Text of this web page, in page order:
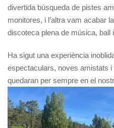
divertida búsqueda de pistes
monitores, i l’altra vam acabar
discoteca plena de música, ball
Ha sigut una experiència
espectaculars, noves amistats
quedaran per sempre en el